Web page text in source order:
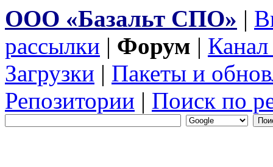
ООО «Базальт СПО» |
рассылки | Форум |
Загрузки | Пакеты и
Репозитории | Поиск по